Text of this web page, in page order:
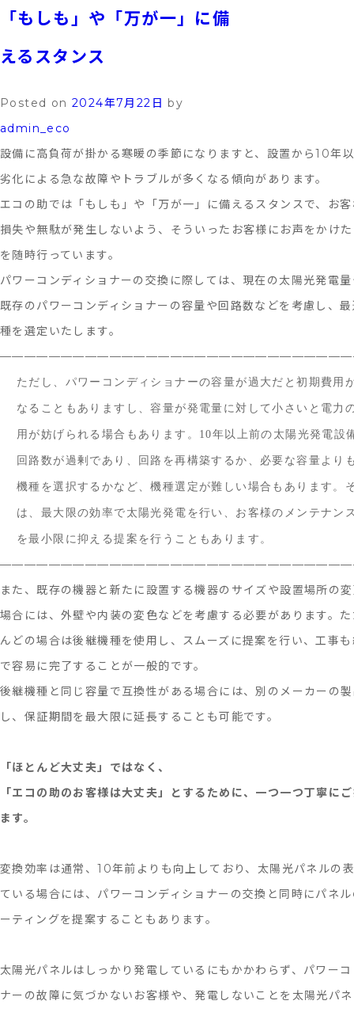
台
風
備
え
て
⚠-
畜
電
池
取
扱
説
明
書-
「もしも」や「万が一」に備
えるスタンス
Posted on2024年7月22日 by
admin_eco
設備に高負荷が掛かる寒暖の季節になりますと、設置から10年
劣化による急な故障やトラブルが多くなる傾向があります。
エコの助では「もしも」や「万が一」に備えるスタンスで、お
損失や無駄が発生しないよう、そういったお客様にお声をかけ
を随時行っています。
パワーコンディショナーの交換に際しては、現在の太陽光発電
既存のパワーコンディショナーの容量や回路数などを考慮し、
種を選定いたします。
ただし、パワーコンディショナーの容量が過大だと初期費用
なることもありますし、容量が発電量に対して小さいと電力
用が妨げられる場合もあります。10年以上前の太陽光発電設
回路数が過剰であり、回路を再構築するか、必要な容量より
機種を選択するかなど、機種選定が難しい場合もあります。
は、最大限の効率で太陽光発電を行い、お客様のメンテナン
を最小限に抑える提案を行うこともあります。
また、既存の機器と新たに設置する機器のサイズや設置場所の
場合には、外壁や内装の変色などを考慮する必要があります。
んどの場合は後継機種を使用し、スムーズに提案を行い、工事
で容易に完了することが一般的です。
後継機種と同じ容量で互換性がある場合には、別のメーカーの
し、保証期間を最大限に延長することも可能です。
「ほとんど大丈夫」ではなく、
「エコの助のお客様は大丈夫」とするために、一つ一つ丁寧に
ます。
変換効率は通常、10年前よりも向上しており、太陽光パネルの
ている場合には、パワーコンディショナーの交換と同時にパネ
ーティングを提案することもあります。
太陽光パネルはしっかり発電しているにもかかわらず、パワー
ナーの故障に気づかないお客様や、発電しないことを太陽光パ